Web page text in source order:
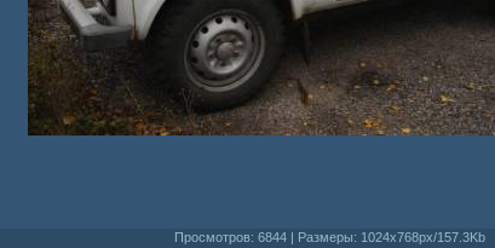
Просмотров: 6844 | Размеры: 1024x768px/157.3Kb